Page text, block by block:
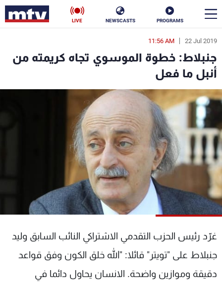
PROGRAMS
NEWSCASTS
LIVE
22 Jul 2019
11:56 AM
جنبلاط: خطوة الموسوي تجاه كريمته من
أنبل ما فعل
غرّد رئيس الحزب التقدمي الاشتراكي النائب السابق وليد
جنبلاط على "تويتر" قائلا: "الله خلق الكون وفق قواعد
دقيقة وموازين واضحة. الانسان يحاول دائما في
en
الأخبار
سياسة ناس
إقتصاد فن
منوعات رياضة
كأس العالم
البرامج
جدول البرامج
شاهد البرامج
عن MTV
وظائف